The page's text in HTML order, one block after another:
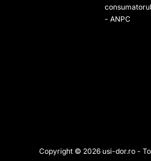
- ANPC
Copyright © 2026 usi-dor.ro -